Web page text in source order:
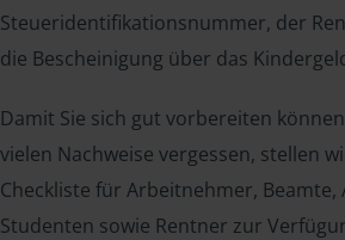
Steueridentifikationsnummer, der
die Bescheinigung über das
Damit Sie sich gut vorbereiten
vielen Nachweise vergessen, stellen
Checkliste für Arbeitnehmer, Beamte,
Studenten sowie Rentner zur